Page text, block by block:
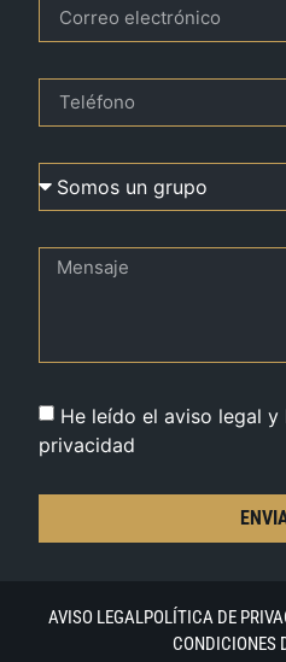
He leído el aviso legal
privacidad
AVISO LEGALPOLÍTICA DE
CONDICIONES